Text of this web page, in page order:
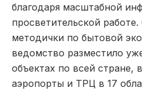
благодаря масштабной
просветительской
методички по бытовой
ведомство разместило
объектах по всей стране,
аэропорты и ТРЦ в 17